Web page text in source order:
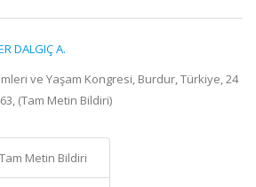
DALGIÇ A.
ve Yaşam Kongresi, Burdur, Türkiye, 24
(Tam Metin Bildiri)
Metin Bildiri